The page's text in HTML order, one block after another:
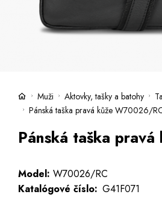
Muži Aktovky, tašky a batohy
Pánská taška pravá kůže W70026/
Pánská taška pravá
Model: W70026/RC
Katalógové číslo: G41F071